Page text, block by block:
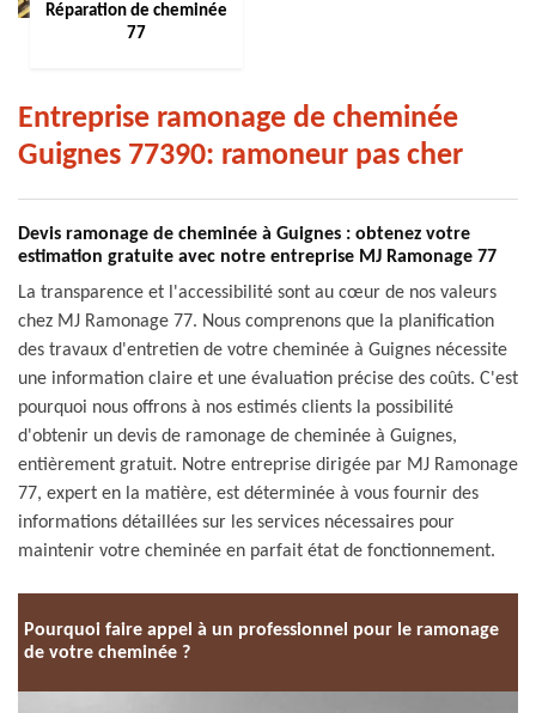
Réparation de cheminée
77
Entreprise ramonage de cheminée
Guignes 77390: ramoneur pas cher
Devis ramonage de cheminée à Guignes : obtenez votre
estimation gratuite avec notre entreprise MJ Ramonage 77
La transparence et l'accessibilité sont au cœur de nos valeurs
chez MJ Ramonage 77. Nous comprenons que la planification
des travaux d'entretien de votre cheminée à Guignes nécessite
une information claire et une évaluation précise des coûts. C'est
pourquoi nous offrons à nos estimés clients la possibilité
d'obtenir un devis de ramonage de cheminée à Guignes,
entièrement gratuit. Notre entreprise dirigée par MJ Ramonage
77, expert en la matière, est déterminée à vous fournir des
informations détaillées sur les services nécessaires pour
maintenir votre cheminée en parfait état de fonctionnement.
Pourquoi faire appel à un professionnel pour le ramonage
de votre cheminée ?